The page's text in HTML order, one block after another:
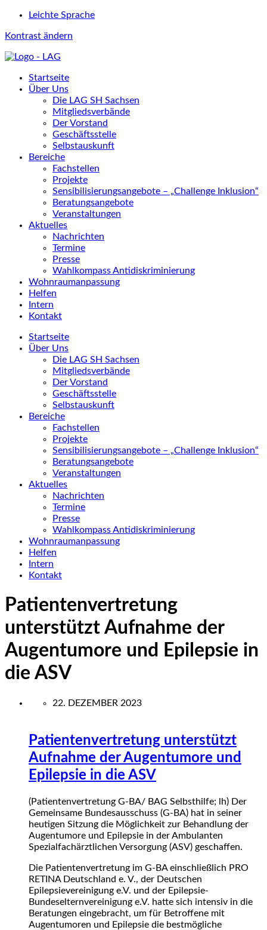
Leichte Sprache
Kontrast ändern
Startseite
Über Uns
Die LAG SH Sachsen
Mitgliedsverbände
Der Vorstand
Geschäftsstelle
Selbstauskunft
Bereiche
Fachstellen
Projekte
Sensibilisierungsangebote – „Challenge Inklusion“
Beratungsangebote
Veranstaltungen
Aktuelles
Nachrichten
Termine
Presse
Wahlkompass Antidiskriminierung
Wohnraumanpassung
Helfen
Intern
Kontakt
Startseite
Über Uns
Die LAG SH Sachsen
Mitgliedsverbände
Der Vorstand
Geschäftsstelle
Selbstauskunft
Bereiche
Fachstellen
Projekte
Sensibilisierungsangebote – „Challenge Inklusion“
Beratungsangebote
Veranstaltungen
Aktuelles
Nachrichten
Termine
Presse
Wahlkompass Antidiskriminierung
Wohnraumanpassung
Helfen
Intern
Kontakt
Patientenvertretung
unterstützt Aufnahme der
Augentumore und Epilepsie in
die ASV
22. DEZEMBER 2023
Patientenvertretung unterstützt
Aufnahme der Augentumore und
Epilepsie in die ASV
(Patientenvertretung G-BA/ BAG Selbsthilfe; lh) Der
Gemeinsame Bundesausschuss (G-BA) hat in seiner
heutigen Sitzung die Möglichkeit zur Behandlung der
Augentumore und Epilepsie in der Ambulanten
Spezialfachärztlichen Versorgung (ASV) geschaffen.
Die Patientenvertretung im G-BA einschließlich PRO
RETINA Deutschland e. V., der Deutschen
Epilepsievereinigung e.V. und der Epilepsie-
Bundeselternvereinigung e.V. hatte sich intensiv in die
Beratungen eingebracht, um für Betroffene mit
Augentumoren und Epilepsie die bestmögliche